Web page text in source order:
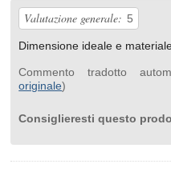
Valutazione generale: 5
Dimensione ideale e
Commento tradotto
originale)
Consiglieresti questo